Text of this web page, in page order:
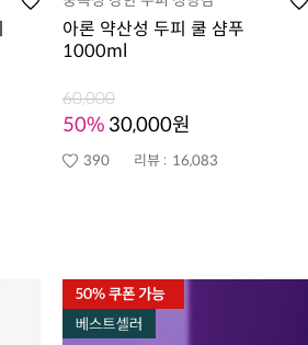
아론 약산성 두피 쿨 샴푸
1000ml
60,000
50% 30,000원
390 리뷰 : 16,083